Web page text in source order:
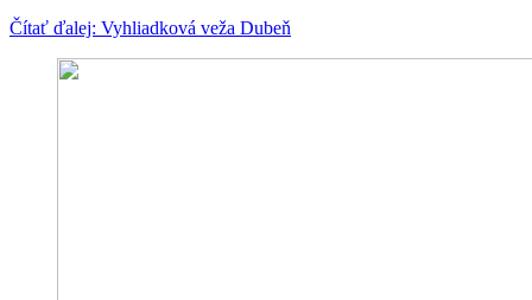
Čítať ďalej: Vyhliadková veža Dubeň